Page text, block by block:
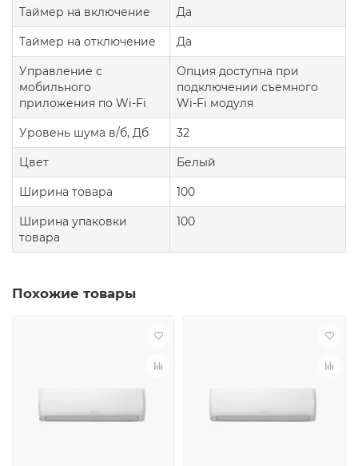
Таймер на включение Да
Таймер на отключение Да
Управление c
мобильного
приложения по Wi-Fi
Опция доступна при
подключении съемного
Wi-Fi модуля
Уровень шума в/б, Дб 32
Цвет Белый
Ширина товара 100
Ширина упаковки
товара
100
Похожие товары